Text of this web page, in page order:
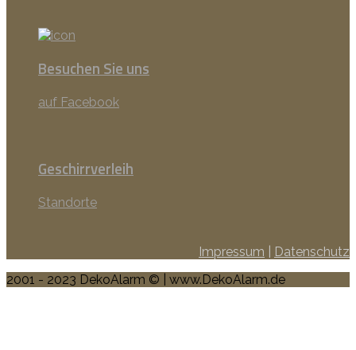
Besuchen Sie uns
auf Facebook
Geschirrverleih
Standorte
Impressum
Datenschutz
2001 - 2023 DekoAlarm © | www.DekoAlarm.de